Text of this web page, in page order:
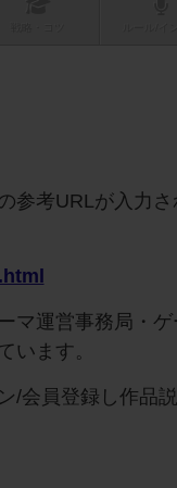
参考URLが入力さ
マ運営事務局・ゲ
います。
/会員登録し作品